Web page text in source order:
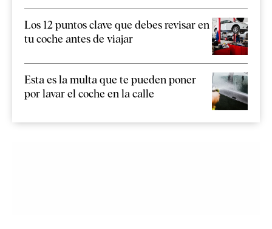
Los 12 puntos clave que debes revisar en
tu coche antes de viajar
Esta es la multa que te pueden poner
por lavar el coche en la calle